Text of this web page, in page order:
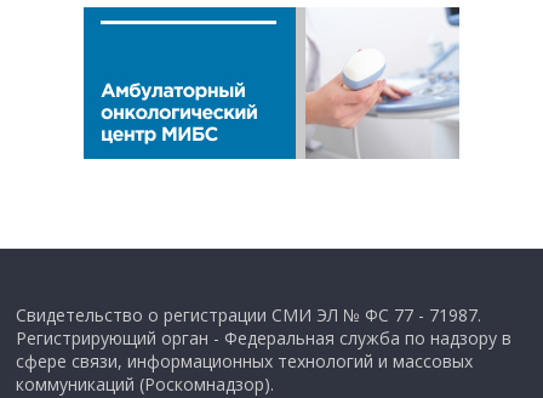
Свидетельство о регистрации СМИ ЭЛ № ФС 77 - 71987.
Регистрирующий орган - Федеральная служба по надзору в
сфере связи, информационных технологий и массовых
коммуникаций (Роскомнадзор).